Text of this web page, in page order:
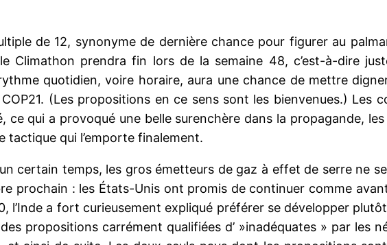
de 12, synonyme de dernière chance pour figurer au
Climathon prendra fin lors de la semaine 48, c’est-à-dire
quotidien, voire horaire, aura une chance de mettre
(Les propositions en ce sens sont les bienvenues.) Les
ce qui a provoqué une belle surenchère dans la propagande,
tactique qui l’emporte finalement.
certain temps, les gros émetteurs de gaz à effet de serre ne
prochain : les États-Unis ont promis de continuer comme
l’Inde a fort curieusement expliqué préférer se développer
propositions carrément qualifiées d’ »inadéquates » par les